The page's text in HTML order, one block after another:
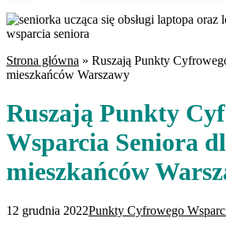
Strona główna » Ruszają Punkty
mieszkańców Warszawy
Ruszają Punkty
Wsparcia Seniora
mieszkańców
12 grudnia 2022Punkty Cyfrowego